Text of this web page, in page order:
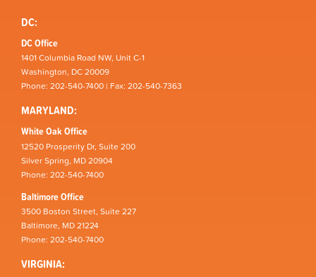
DC:
DC Office
1401 Columbia Road NW, Unit C-1
Washington, DC 20009
Phone: 202-540-7400 | Fax: 202-540-7363
MARYLAND:
White Oak Office
12520 Prosperity Dr, Suite 200
Silver Spring, MD 20904
Phone: 202-540-7400
Baltimore Office
3500 Boston Street, Suite 227
Baltimore, MD 21224
Phone: 202-540-7400
VIRGINIA: